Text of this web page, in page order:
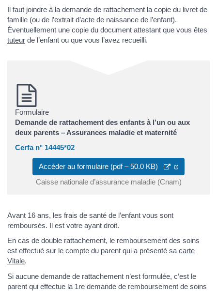
Il faut joindre à la demande de rattachement la copie du livret de
famille (ou de l’extrait d’acte de naissance de l’enfant).
Éventuellement une copie du document attestant que vous êtes
tuteur de l’enfant ou que vous l’avez recueilli.
Formulaire
Demande de rattachement des enfants à l’un ou aux
deux parents – Assurances maladie et maternité
Cerfa n° 14445*02
Accéder au formulaire (pdf – 50.0 KB)
(ouverture
Caisse nationale d’assurance maladie (Cnam)
Avant 16 ans, les frais de santé de l’enfant vous sont
remboursés. Il est votre ayant droit.
En cas de double rattachement, le remboursement des soins
est effectué sur le compte du parent qui a présenté sa carte
Vitale.
Si aucune demande de rattachement n’est formulée, c’est le
parent qui effectue la 1re demande de remboursement de soins